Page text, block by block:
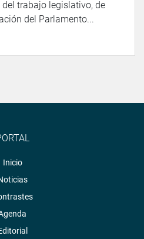
trabajo legislativo, de
del Parlamento...
Inicio